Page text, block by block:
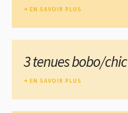
EN SAVOIR PLUS
3 tenues bobo/chic
EN SAVOIR PLUS